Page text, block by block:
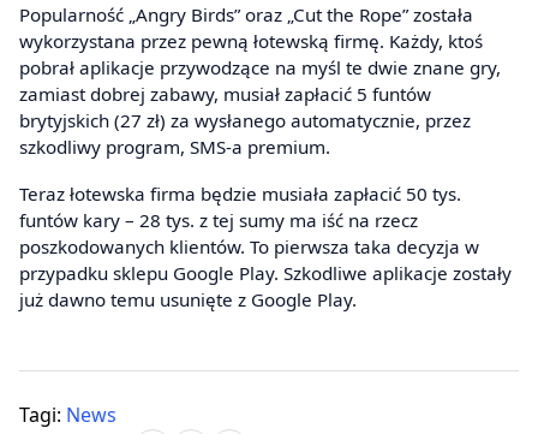
Popularność „Angry Birds” oraz „Cut the Rope” została
wykorzystana przez pewną łotewską firmę. Każdy, ktoś
pobrał aplikacje przywodzące na myśl te dwie znane gry,
zamiast dobrej zabawy, musiał zapłacić 5 funtów
brytyjskich (27 zł) za wysłanego automatycznie, przez
szkodliwy program, SMS-a premium.
Teraz łotewska firma będzie musiała zapłacić 50 tys.
funtów kary – 28 tys. z tej sumy ma iść na rzecz
poszkodowanych klientów. To pierwsza taka decyzja w
przypadku sklepu Google Play. Szkodliwe aplikacje zostały
już dawno temu usunięte z Google Play.
Tagi: News